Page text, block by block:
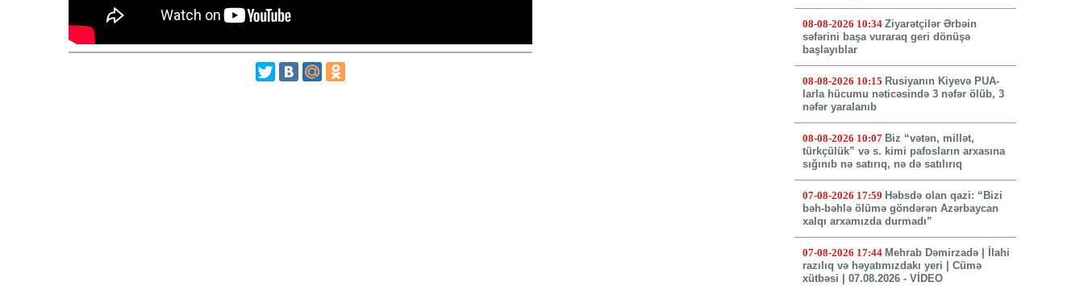
08-08-2026 10:34 Ziyarətçilər Ərbəin
səfərini başa vuraraq geri dönüşə
başlayıblar
08-08-2026 10:15 Rusiyanın Kiyevə PUA-
larla hücumu nəticəsində 3 nəfər ölüb, 3
nəfər yaralanıb
08-08-2026 10:07 Biz “vətən, millət,
türkçülük” və s. kimi pafosların arxasına
sığınıb nə satırıq, nə də satılırıq
07-08-2026 17:59 Həbsdə olan qazi: “Bizi
bəh-bəhlə ölümə göndərən Azərbaycan
xalqı arxamızda durmadı”
07-08-2026 17:44 Mehrab Dəmirzadə | İlahi
razılıq və həyatımızdakı yeri | Cümə
xütbəsi | 07.08.2026 - VİDEO